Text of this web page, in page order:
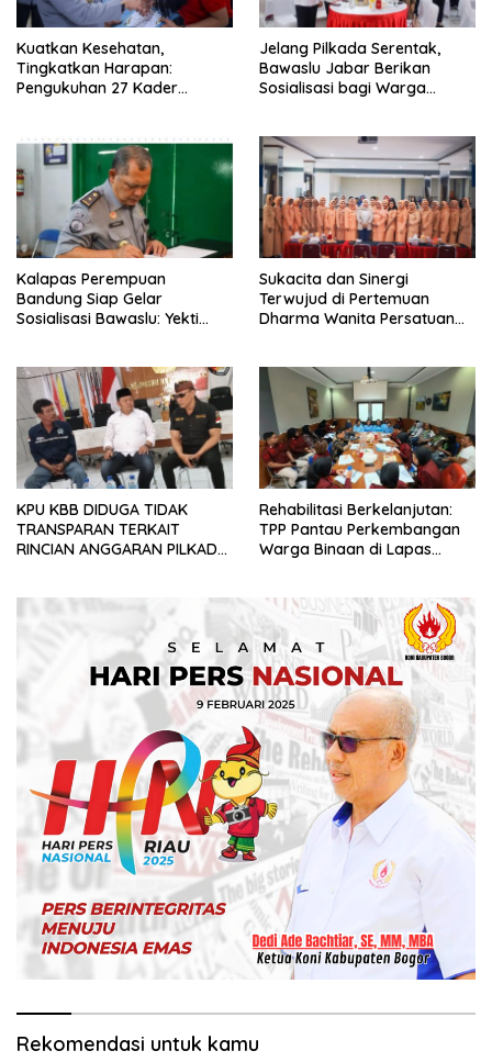
Kuatkan Kesehatan,
Tingkatkan Harapan:
Pengukuhan 27 Kader
Bandung
Jelang Pilkada Serentak,
Bawaslu Jabar Berikan
Sosialisasi bagi Warga
Kalapas Perempuan
Bandung Siap Gelar
Sosialisasi Bawaslu: Yekti
Sukacita dan Sinergi
Terwujud di Pertemuan
Dharma Wanita Persatuan
KPU KBB DIDUGA TIDAK
TRANSPARAN TERKAIT
RINCIAN ANGGARAN PILKADA
Rehabilitasi Berkelanjutan:
TPP Pantau Perkembangan
Warga Binaan di Lapas
Rekomendasi untuk kamu